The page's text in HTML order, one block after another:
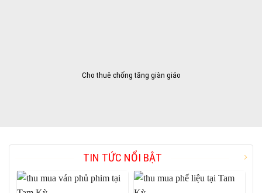
Cho thuê chống tăng giàn giáo
TIN TỨC NỔI BẬT